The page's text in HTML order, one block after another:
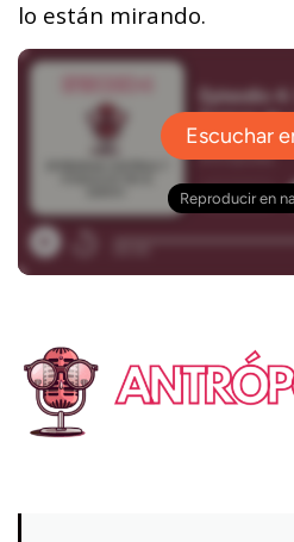
lo están mirando.